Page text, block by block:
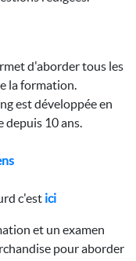
d'aborder tous les
la formation.
est développée en
depuis 10 ans.
c'est ici
et un examen
pour aborder